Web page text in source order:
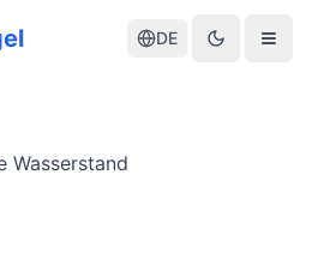
DE
Wasserstand